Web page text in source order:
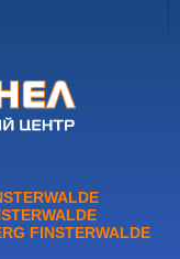
FINSTERWALDE